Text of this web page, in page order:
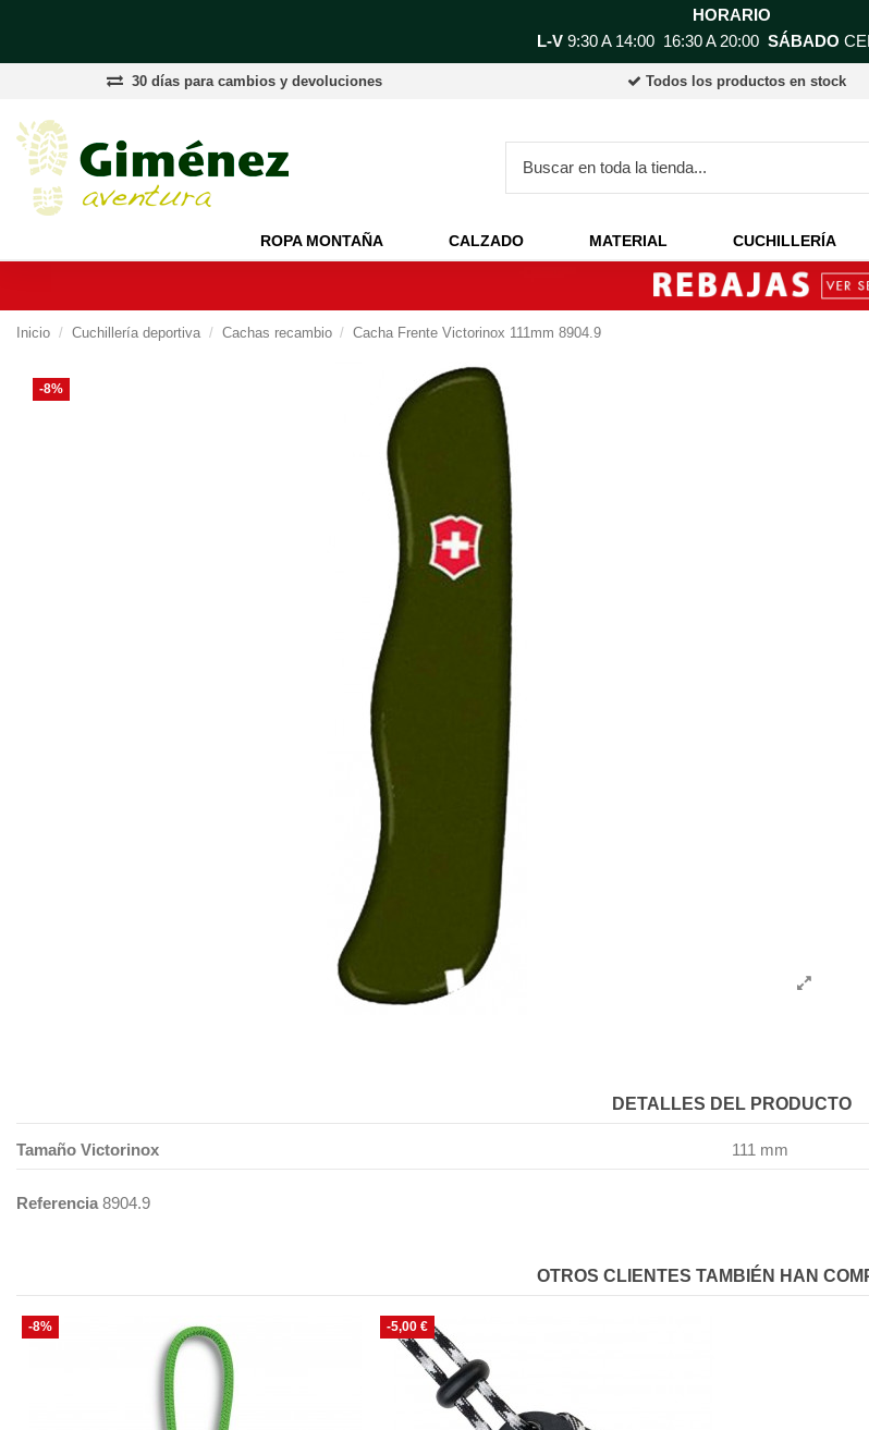
HORARIO
L-V 9:30 A 14:00 16:30 A 20:00 SÁBADO
30 días para cambios y devoluciones Todos los productos en stock
ROPA MONTAÑA CALZADO MATERIAL CUCHILLERÍA
Inicio Cuchillería deportiva Cachas recambio Cacha Frente Victorinox 111mm 8904.9
-8%
DETALLES DEL PRODUCTO
Tamaño Victorinox 111 mm
Referencia 8904.9
OTROS CLIENTES TAMBIÉN HAN
-8% -5,00 €